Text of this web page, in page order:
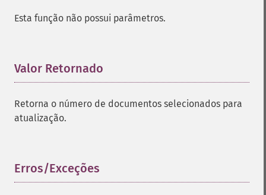
Esta função não possui parâmetros.
Valor Retornado
Retorna o número de documentos selecionados para
atualização.
Erros/Exceções